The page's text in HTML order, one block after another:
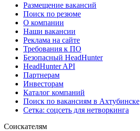
Размещение вакансий
Поиск по резюме
О компании
Наши вакансии
Реклама на сайте
Требования к ПО
Безопасный HeadHunter
HeadHunter API
Партнерам
Инвесторам
Каталог компаний
Поиск по вакансиям в Ахтубинске
Сетка: соцсеть для нетворкинга
Соискателям